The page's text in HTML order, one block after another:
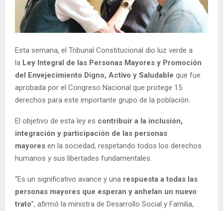
N
U
Esta semana, el Tribunal Constitucional dio luz verde a
la Ley Integral de las Personas Mayores y Promoción
del Envejecimiento Digno, Activo y Saludable que fue
aprobada por el Congreso Nacional que protege 15
derechos para este importante grupo de la población.
El objetivo de esta ley es contribuir a la inclusión,
integración y participación de las personas
mayores en la sociedad, respetando todos los derechos
humanos y sus libertades fundamentales.
“Es un significativo avance y una respuesta a todas las
personas mayores que esperan y anhelan un nuevo
trato”, afirmó la ministra de Desarrollo Social y Familia,